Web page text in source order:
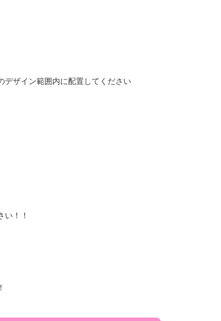
デザイン範囲内に配置してください
い！！